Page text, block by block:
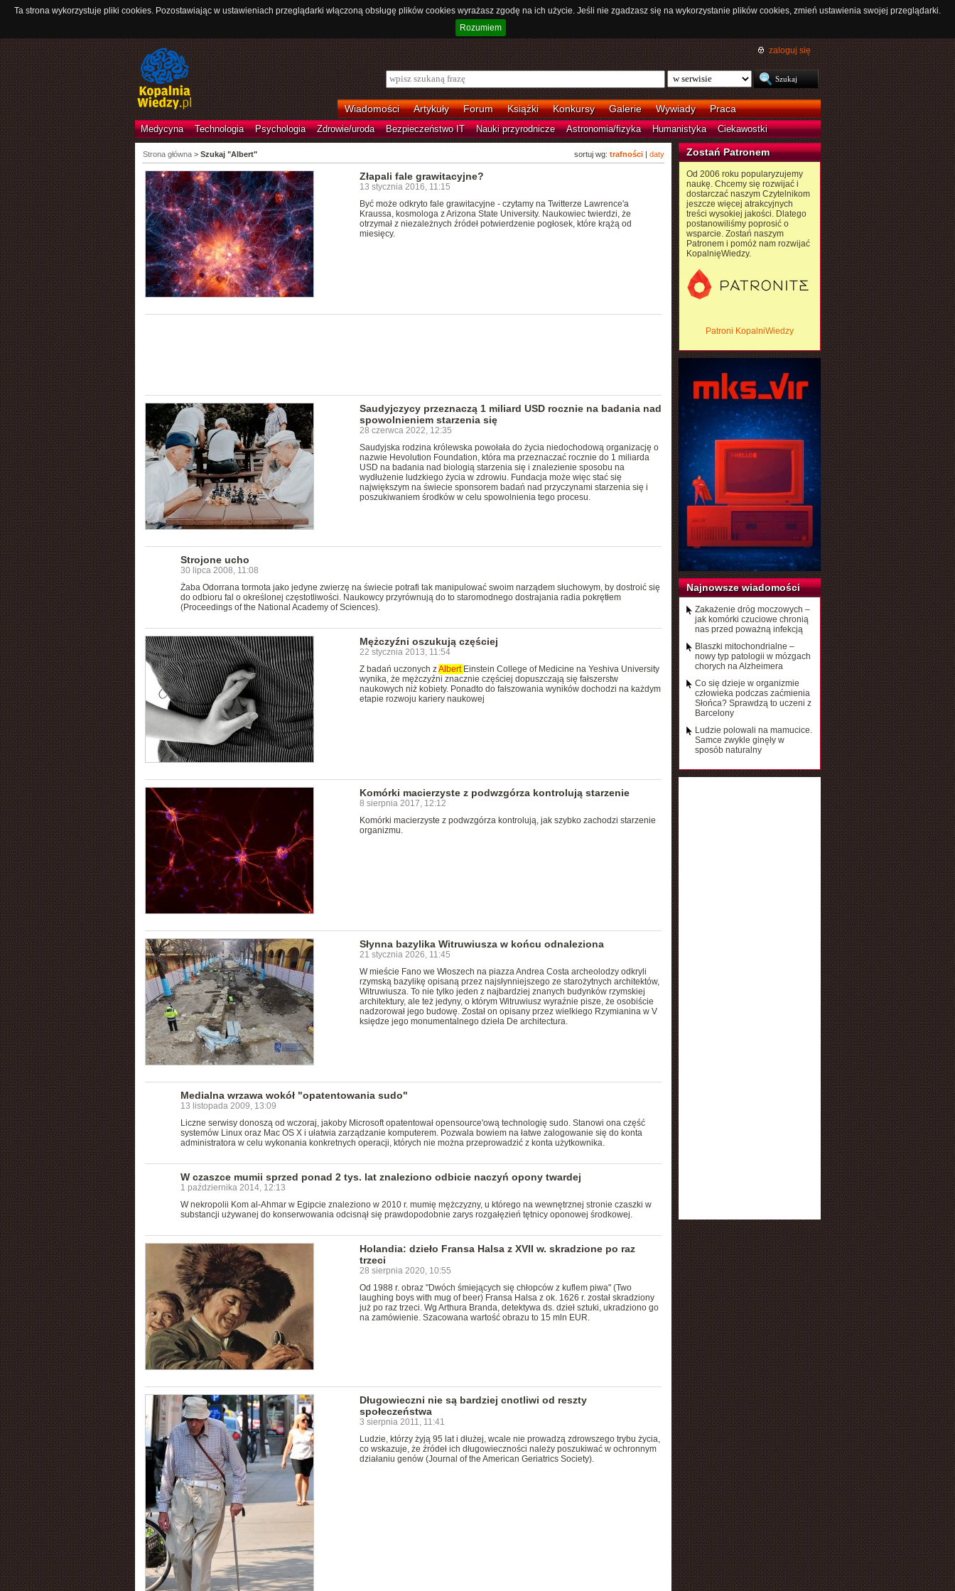
Ta strona wykorzystuje pliki cookies. Pozostawiając w ustawieniach przeglądarki włączoną obsługę plików cookies wyrażasz zgodę na ich użycie. Jeśli nie zgadzasz się na wykorzystanie plików cookies, zmień ustawienia swojej przeglądarki.
Rozumiem
zaloguj się
Wiadomości Artykuły Forum Książki Konkursy Galerie Wywiady Praca
Medycyna Technologia Psychologia Zdrowie/uroda Bezpieczeństwo IT Nauki przyrodnicze Astronomia/fizyka Humanistyka Ciekawostki
sortuj wg: trafności| daty
Strona główna> Szukaj "Albert"
Złapali fale grawitacyjne?
13 stycznia 2016, 11:15
Być może odkryto fale grawitacyjne - czytamy na Twitterze Lawrence'a
Kraussa, kosmologa z Arizona State University. Naukowiec twierdzi, że
otrzymał z niezależnych źródeł potwierdzenie pogłosek, które krążą od
miesięcy.
Saudyjczycy przeznaczą 1 miliard USD rocznie na badania nad
spowolnieniem starzenia się
28 czerwca 2022, 12:35
Saudyjska rodzina królewska powołała do życia niedochodową organizację o
nazwie Hevolution Foundation, która ma przeznaczać rocznie do 1 miliarda
USD na badania nad biologią starzenia się i znalezienie sposobu na
wydłużenie ludzkiego życia w zdrowiu. Fundacja może więc stać się
największym na świecie sponsorem badań nad przyczynami starzenia się i
poszukiwaniem środków w celu spowolnienia tego procesu.
Strojone ucho
30 lipca 2008, 11:08
Żaba Odorrana tormota jako jedyne zwierzę na świecie potrafi tak manipulować swoim narządem słuchowym, by dostroić się
do odbioru fal o określonej częstotliwości. Naukowcy przyrównują do to staromodnego dostrajania radia pokrętłem
(Proceedings of the National Academy of Sciences).
Mężczyźni oszukują częściej
22 stycznia 2013, 11:54
Z badań uczonych zAlbert Einstein College of Medicine na Yeshiva University
wynika, że mężczyźni znacznie częściej dopuszczają się fałszerstw
naukowych niż kobiety. Ponadto do fałszowania wyników dochodzi na każdym
etapie rozwoju kariery naukowej
Komórki macierzyste z podwzgórza kontrolują starzenie
8 sierpnia 2017, 12:12
Komórki macierzyste z podwzgórza kontrolują, jak szybko zachodzi starzenie
organizmu.
Słynna bazylika Witruwiusza w końcu odnaleziona
21 stycznia 2026, 11:45
W mieście Fano we Włoszech na piazza Andrea Costa archeolodzy odkryli
rzymską bazylikę opisaną przez najsłynniejszego ze starożytnych architektów,
Witruwiusza. To nie tylko jeden z najbardziej znanych budynków rzymskiej
architektury, ale też jedyny, o którym Witruwiusz wyraźnie pisze, że osobiście
nadzorował jego budowę. Został on opisany przez wielkiego Rzymianina w V
księdze jego monumentalnego dzieła De architectura.
Medialna wrzawa wokół "opatentowania sudo"
13 listopada 2009, 13:09
Liczne serwisy donoszą od wczoraj, jakoby Microsoft opatentował opensource'ową technologię sudo. Stanowi ona część
systemów Linux oraz Mac OS X i ułatwia zarządzanie komputerem. Pozwala bowiem na łatwe zalogowanie się do konta
administratora w celu wykonania konkretnych operacji, których nie można przeprowadzić z konta użytkownika.
W czaszce mumii sprzed ponad 2 tys. lat znaleziono odbicie naczyń opony twardej
1 października 2014, 12:13
W nekropolii Kom al-Ahmar w Egipcie znaleziono w 2010 r. mumię mężczyzny, u którego na wewnętrznej stronie czaszki w
substancji używanej do konserwowania odcisnął się prawdopodobnie zarys rozgałęzień tętnicy oponowej środkowej.
Holandia: dzieło Fransa Halsa z XVII w. skradzione po raz
trzeci
28 sierpnia 2020, 10:55
Od 1988 r. obraz "Dwóch śmiejących się chłopców z kuflem piwa" (Two
laughing boys with mug of beer) Fransa Halsa z ok. 1626 r. został skradziony
już po raz trzeci. Wg Arthura Branda, detektywa ds. dzieł sztuki, ukradziono go
na zamówienie. Szacowana wartość obrazu to 15 mln EUR.
Długowieczni nie są bardziej cnotliwi od reszty
społeczeństwa
3 sierpnia 2011, 11:41
Ludzie, którzy żyją 95 lat i dłużej, wcale nie prowadzą zdrowszego trybu życia,
co wskazuje, że źródeł ich długowieczności należy poszukiwać w ochronnym
działaniu genów (Journal of the American Geriatrics Society).
Zostań Patronem
Od 2006 roku popularyzujemy
naukę. Chcemy się rozwijać i
dostarczać naszym Czytelnikom
jeszcze więcej atrakcyjnych
treści wysokiej jakości. Dlatego
postanowiliśmy poprosić o
wsparcie. Zostań naszym
Patronem i pomóż nam rozwijać
KopalnięWiedzy.
Patroni KopalniWiedzy
Najnowsze wiadomości
Zakażenie dróg moczowych –
jak komórki czuciowe chronią
nas przed poważną infekcją
Blaszki mitochondrialne –
nowy typ patologii w mózgach
chorych na Alzheimera
Co się dzieje w organizmie
człowieka podczas zaćmienia
Słońca? Sprawdzą to uczeni z
Barcelony
Ludzie polowali na mamucice.
Samce zwykle ginęły w
sposób naturalny